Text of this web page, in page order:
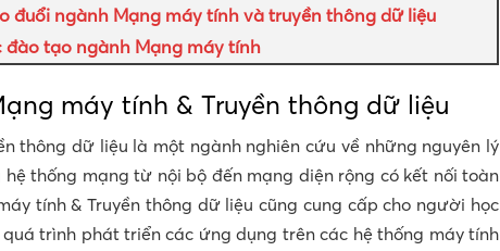
đuổi ngành Mạng máy tính và truyền thông dữ liệu
tạo ngành Mạng máy tính
máy tính & Truyền thông dữ liệu
thông dữ liệu là một ngành nghiên cứu về những nguyên lý
thống mạng từ nội bộ đến mạng diện rộng có kết nối toàn
tính & Truyền thông dữ liệu cũng cung cấp cho người học
trình phát triển các ứng dụng trên các hệ thống máy tính